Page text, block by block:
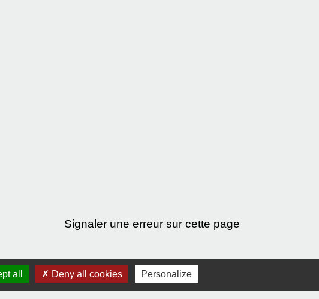
Signaler une erreur sur cette page
all Deny all cookies Personalize